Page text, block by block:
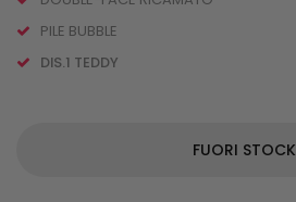
PILE BUBBLE
DIS.1 TEDDY
FUORI STOCK